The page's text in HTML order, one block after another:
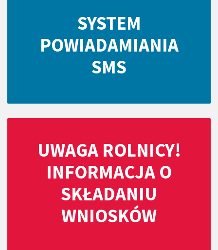
SYSTEM
POWIADAMIANIA
SMS
UWAGA ROLNICY!
INFORMACJA O
SKŁADANIU
WNIOSKÓW